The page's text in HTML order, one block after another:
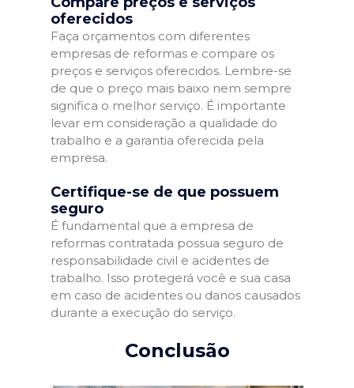
oferecidos
Faça orçamentos com diferentes
empresas de reformas e compare os
preços e serviços oferecidos. Lembre-se
de que o preço mais baixo nem sempre
significa o melhor serviço. É importante
levar em consideração a qualidade do
trabalho e a garantia oferecida pela
empresa.
Certifique-se de que possuem
seguro
É fundamental que a empresa de
reformas contratada possua seguro de
responsabilidade civil e acidentes de
trabalho. Isso protegerá você e sua casa
em caso de acidentes ou danos causados
durante a execução do serviço.
Conclusão